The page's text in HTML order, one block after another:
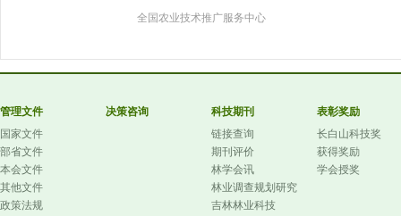
全国农业技术推广服务中心
管理文件
国家文件
部省文件
本会文件
其他文件
政策法规
决策咨询
科技期刊
链接查询
期刊评价
林学会讯
林业调查规划研究
吉林林业科技
表彰奖励
长白山科技奖
获得奖励
学会授奖